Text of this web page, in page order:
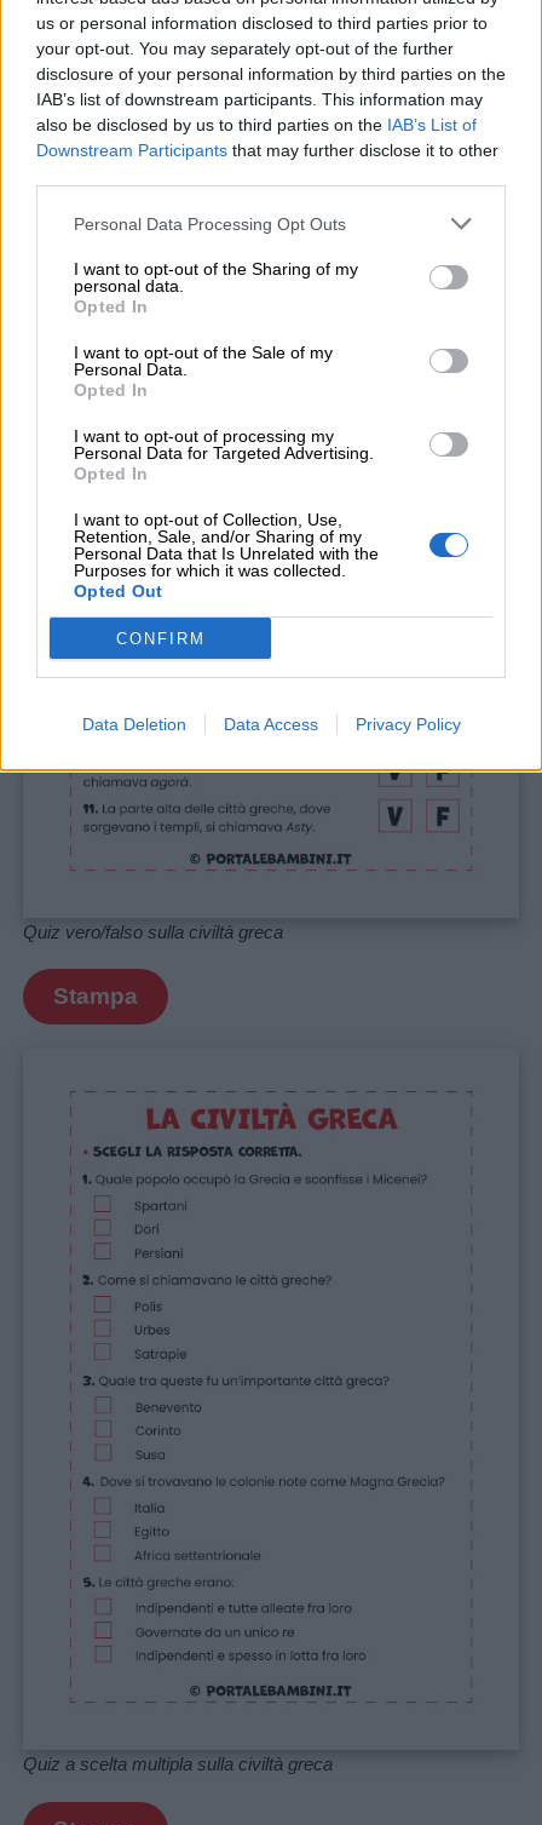
us or personal information disclosed to third parties prior to
your opt-out. You may separately opt-out of the further
disclosure of your personal information by third parties on the
IAB’s list of downstream participants. This information may
also be disclosed by us to third parties on the IAB’s List of
Downstream Participants that may further disclose it to other
Personal Data Processing Opt Outs
I want to opt-out of the Sharing of my
personal data.
Opted In
I want to opt-out of the Sale of my
Personal Data.
Opted In
I want to opt-out of processing my
Personal Data for Targeted Advertising.
Opted In
I want to opt-out of Collection, Use,
Retention, Sale, and/or Sharing of my
Personal Data that Is Unrelated with the
Purposes for which it was collected.
Opted Out
CONFIRM
Data Deletion Data Access Privacy Policy
Schede didattiche
Ecco le nostre schede operative sulla civiltà
greca. Potete utilizzarle per ripassare i concetti
chiave sull’argomento o come verifica.
Quiz vero/falso sulla civiltà greca
Stampa
Quiz a scelta multipla sulla civiltà greca